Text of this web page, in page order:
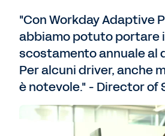
"Con Workday Adaptive
abbiamo potuto portare
scostamento annuale al
Per alcuni driver, anche
è notevole." - Director of